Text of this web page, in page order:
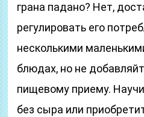
грана падано? Нет,
регулировать его
несколькими
блюдах, но не
пищевому приему.
без сыра или